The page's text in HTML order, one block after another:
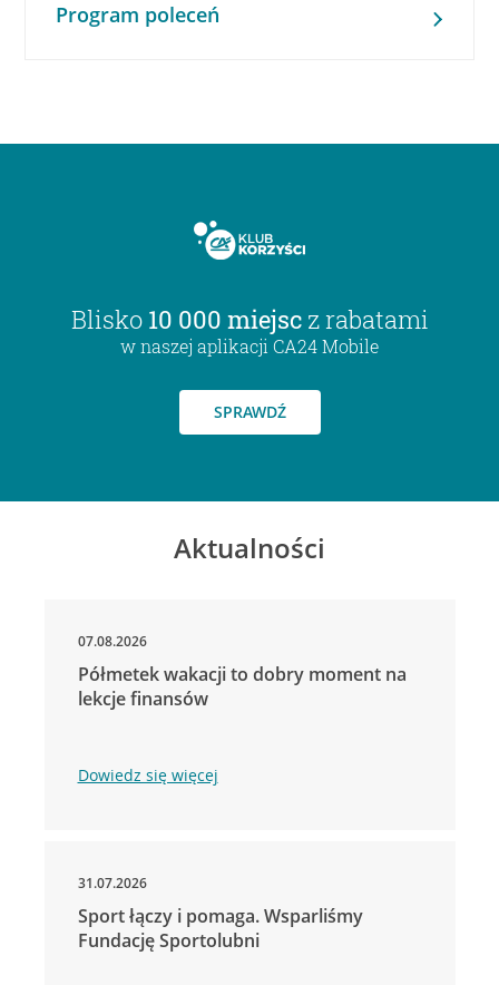
Program poleceń
Blisko 10 000 miejsc z rabatami
w naszej aplikacji CA24 Mobile
SPRAWDŹ
Aktualności
07.08.2026
Półmetek wakacji to dobry moment na
lekcje finansów
Dowiedz się więcej
31.07.2026
Sport łączy i pomaga. Wsparliśmy
Fundację Sportolubni